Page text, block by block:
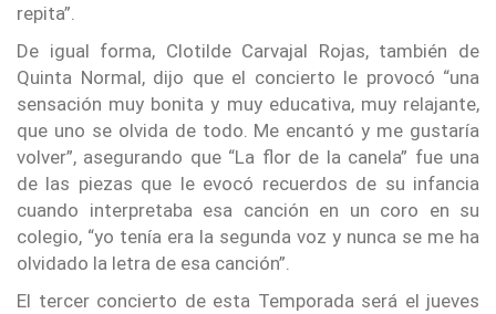
repita”.
De igual forma, Clotilde Carvajal Rojas, también de
Quinta Normal, dijo que el concierto le provocó “una
sensación muy bonita y muy educativa, muy relajante,
que uno se olvida de todo. Me encantó y me gustaría
volver”, asegurando que “La flor de la canela” fue una
de las piezas que le evocó recuerdos de su infancia
cuando interpretaba esa canción en un coro en su
colegio, “yo tenía era la segunda voz y nunca se me ha
olvidado la letra de esa canción”.
El tercer concierto de esta Temporada será el jueves